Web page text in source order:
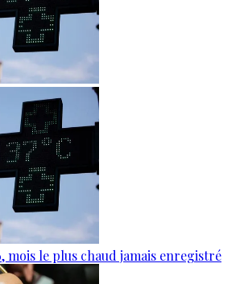
mois le plus chaud jamais enregistré